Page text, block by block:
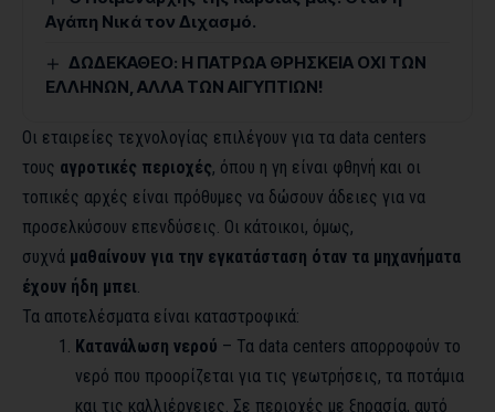
Αγάπη Νικά τον Διχασμό.
ΔΩΔΕΚΑΘΕΟ: Η ΠΑΤΡΩΑ ΘΡΗΣΚΕΙΑ ΟΧΙ ΤΩΝ
ΕΛΛΗΝΩΝ, ΑΛΛΑ ΤΩΝ ΑΙΓΥΠΤΙΩΝ!
Οι εταιρείες τεχνολογίας επιλέγουν για τα data centers
τους αγροτικές περιοχές, όπου η γη είναι φθηνή και οι
τοπικές αρχές είναι πρόθυμες να δώσουν άδειες για να
προσελκύσουν επενδύσεις. Οι κάτοικοι, όμως,
συχνά μαθαίνουν για την εγκατάσταση όταν τα μηχανήματα
έχουν ήδη μπει.
Τα αποτελέσματα είναι καταστροφικά:
Κατανάλωση νερού – Τα data centers απορροφούν το
νερό που προορίζεται για τις γεωτρήσεις, τα ποτάμια
και τις καλλιέργειες. Σε περιοχές με ξηρασία, αυτό